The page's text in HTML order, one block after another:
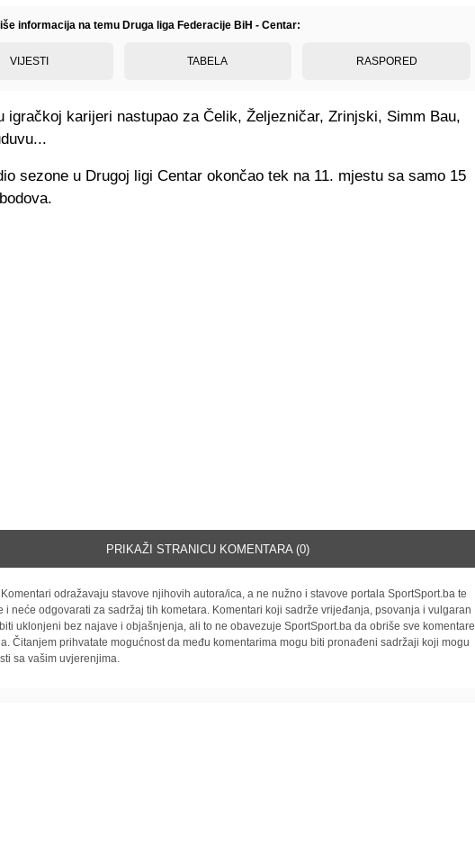
informacija na temu Druga liga Federacije BiH - Centar:
VIJESTI TABELA RASPORED
igračkoj karijeri nastupao za Čelik, Željezničar, Zrinjski, Simm Bau,
sezone u Drugoj ligi Centar okončao tek na 11. mjestu sa samo 15
PRIKAŽI STRANICU KOMENTARA (0)
Komentari odražavaju stavove njihovih autora/ica, a ne nužno i stavove portala SportSport.ba te
i neće odgovarati za sadržaj tih kometara. Komentari koji sadrže vrijeđanja, psovanja i vulgaran
uklonjeni bez najave i objašnjenja, ali to ne obavezuje SportSport.ba da obriše sve komentare
Čitanjem prihvatate mogućnost da među komentarima mogu biti pronađeni sadržaji koji mogu
sa vašim uvjerenjima.